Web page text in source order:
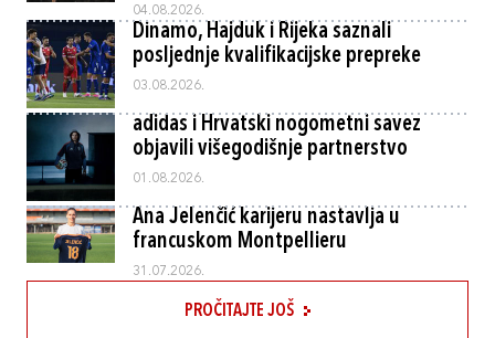
04.08.2026.
Dinamo, Hajduk i Rijeka saznali
posljednje kvalifikacijske prepreke
03.08.2026.
adidas i Hrvatski nogometni savez
objavili višegodišnje partnerstvo
01.08.2026.
Ana Jelenčić karijeru nastavlja u
francuskom Montpellieru
31.07.2026.
PROČITAJTE JOŠ